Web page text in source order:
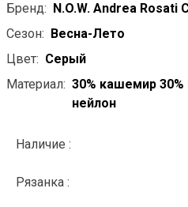
Бренд:
N.O.W. Andrea Rosati
Сезон:
Весна-Лето
Цвет: Серый
Материал: 30% кашемир 30%
нейлон
Наличие :
Рязанка :